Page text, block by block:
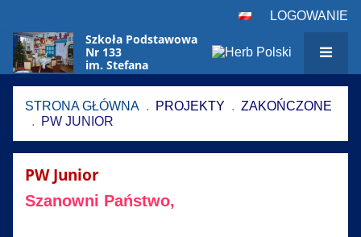
LOGOWANIE
Szkoła Podstawowa
Nr 133
im. Stefana
Czarnieckiego
w Warszawie
STRONA GŁÓWNA . PROJEKTY . ZAKOŃCZONE
.
PW JUNIOR
Junior
PW Junior
Szanowni Państwo,